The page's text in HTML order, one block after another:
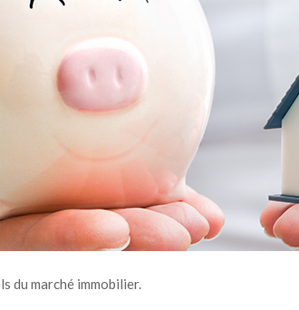
du marché immobilier.